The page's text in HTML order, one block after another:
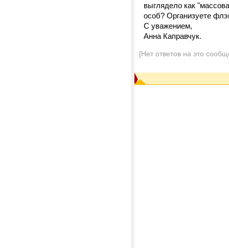
выглядело как
особ? Организуете
С уважением,
Анна Каправчук.
[Нет ответов на это